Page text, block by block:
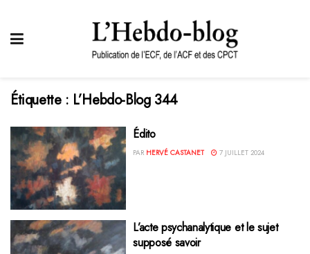
Étiquette : L’Hebdo-Blog 344
Édito
PAR HERVÉ CASTANET 7 JUILLET 2024
L’acte psychanalytique et le sujet
supposé savoir